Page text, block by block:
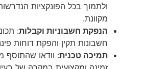
ולתמוך בכל הפונקציות
מקוונת.
הנפקת חשבוניות וקבלות:
חשבונות תקין והפקת דוחות
תמיכה טכנית: וודאו שהתוסף